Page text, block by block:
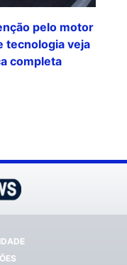
pelo motor
tecnologia veja
completa